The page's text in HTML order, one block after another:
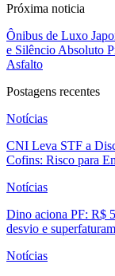
Próxima noticia
Ônibus de Luxo
e Silêncio Absoluto
Asfalto
Postagens recentes
Notícias
CNI Leva STF a
Cofins: Risco para
Notícias
Dino aciona PF: R$
desvio e
Notícias